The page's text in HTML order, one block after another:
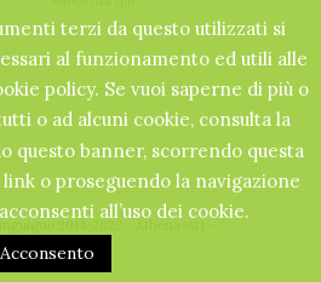
2014-2022 - Athena-Art -
Kriesi
terzi da questo utilizzati si
al funzionamento ed utili alle
policy. Se vuoi saperne di più o
o ad alcuni cookie, consulta la
questo banner, scorrendo questa
o proseguendo la navigazione
all’uso dei cookie.
Acconsento